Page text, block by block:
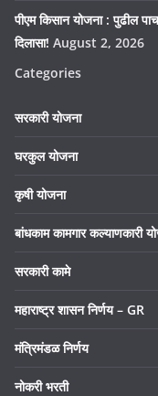
पीएम किसान योजना : पुढील
दिलासा! August 2, 2026
Categories
सरकारी योजना
घरकुल योजना
कृषी योजना
बांधकाम कामगार कल्याणकारी
सरकारी कामे
महाराष्ट्र शासन निर्णय – GR
मंत्रिमंडळ निर्णय
नोकरी भरती